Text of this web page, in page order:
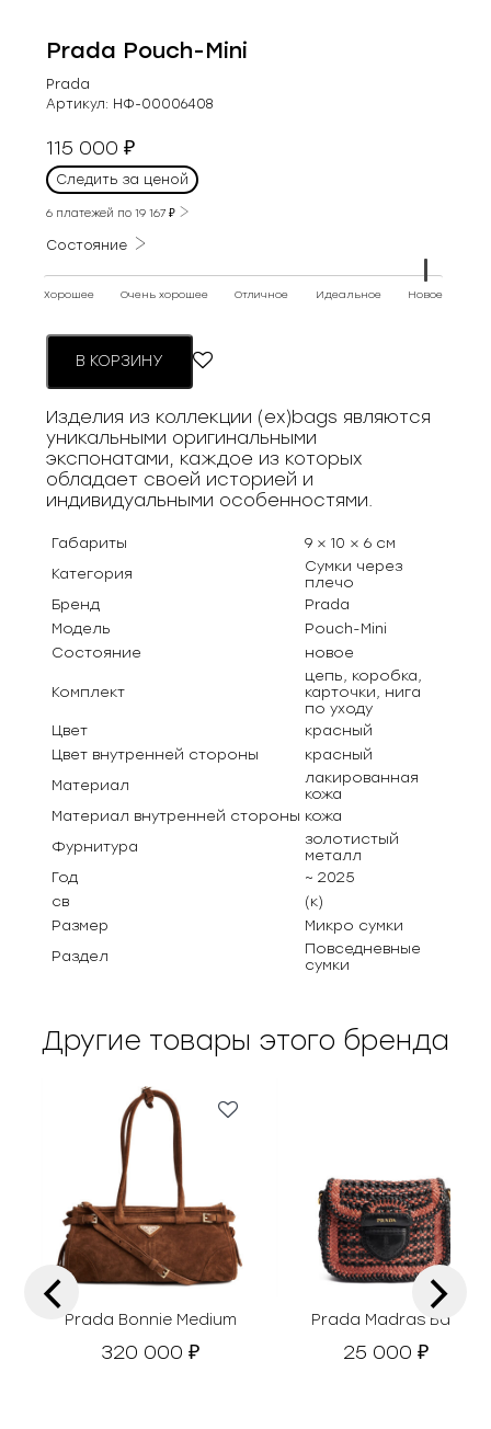
Prada Pouch-Mini
Prada
Артикул: НФ-00006408
115 000₽
Следить за ценой
6 платежей по19 167₽
Состояние
Хорошее Очень хорошее Отличное Идеальное Новое
В КОРЗИНУ
Изделия из коллекции (ex)bags являются
уникальными оригинальными
экспонатами, каждое из которых
обладает своей историей и
индивидуальными особенностями.
Габариты
9 × 10 × 6 см
Категория
Сумки через
плечо
Бренд
Prada
Модель
Pouch-Mini
Состояние
новое
Комплект
цепь, коробка,
карточки, нига
по уходу
Цвет
красный
Цвет внутренней стороны
красный
Материал
лакированная
кожа
Материал внутренней стороны кожа
Фурнитура
золотистый
металл
Год
~ 2025
св
(к)
Размер
Микро сумки
Раздел
Повседневные
сумки
Другие товары этого бренда
Prada Bonnie Medium
320 000₽
Prada Madras Bag
25 000₽
‹ ›